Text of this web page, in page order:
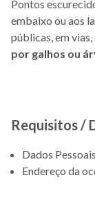
Pontos
embaixo ou aos
públicas, em
por galhos ou
Requisitos /
Dados
Endereço da